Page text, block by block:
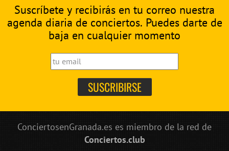
Suscríbete y recibirás en tu correo nuestra
agenda diaria de conciertos. Puedes darte de
baja en cualquier momento
ConciertosenGranada.es es miembro de la red de
Conciertos.club